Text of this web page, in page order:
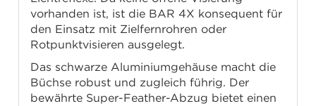
vorhanden ist, ist die BAR 4X konsequent für
den Einsatz mit Zielfernrohren oder
Rotpunktvisieren ausgelegt.
Das schwarze Aluminiumgehäuse macht die
Büchse robust und zugleich führig. Der
bewährte Super-Feather-Abzug bietet einen